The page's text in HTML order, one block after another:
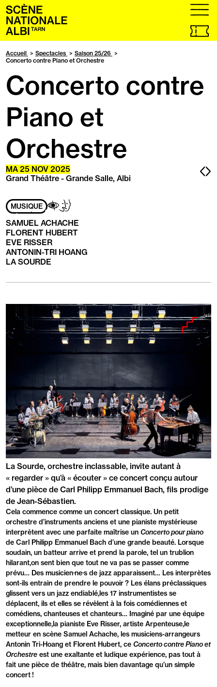
Accueil
Billetterie
en
nouvel
onglet
menu
Accueil Spectacles
Saison 25/26
Concerto contre Piano et Orchestre
Concerto contre
Piano et
Orchestre
MA 25 NOV 2025
Grand Théâtre - Grande Salle, Albi
MUSIQUE Adapté
aux
personnes
ayant
les
handicaps
suivants
:
Aveugles
/
Malvoyants
Handicap
mental
SAMUEL ACHACHE
FLORENT HUBERT
EVE RISSER
ANTONIN-TRI HOANG
LA SOURDE
PRÉSENTATION
La Sourde, orchestre inclassable, invite autant à
« regarder » qu’à « écouter » ce concert conçu autour
d’une pièce de Carl Philipp Emmanuel Bach, fils prodige
de Jean-Sébastien.
Cela commence comme un concert classique. Un petit
orchestre d’instruments anciens et une pianiste mystérieuse
interprètent avec une parfaite maîtrise un Concerto pour piano
de Carl Philipp Emmanuel Bach d’une grande beauté. Lorsque
soudain, un batteur arrive et prend la parole, tel un trublion
hilarant,on sent bien que tout ne va pas se passer comme
prévu… Des musicien·ne·s de jazz apparaissent… Les interprètes
sont-ils entrain de prendre le pouvoir ? Les élans préclassiques
glissent vers un jazz endiablé,les 17 instrumentistes se
déplacent, ils et elles se révèlent à la fois comédiennes et
comédiens, chanteuses et chanteurs… Imaginé par une équipe
exceptionnelle,la pianiste Eve Risser, artiste Arpenteuse,le
metteur en scène Samuel Achache, les musiciens-arrangeurs
Antonin Tri-Hoang et Florent Hubert, ce Concerto contre Piano et
Orchestre est une exaltante et ludique expérience, pas tout à
fait une pièce de théâtre, mais bien davantage qu’un simple
concert !